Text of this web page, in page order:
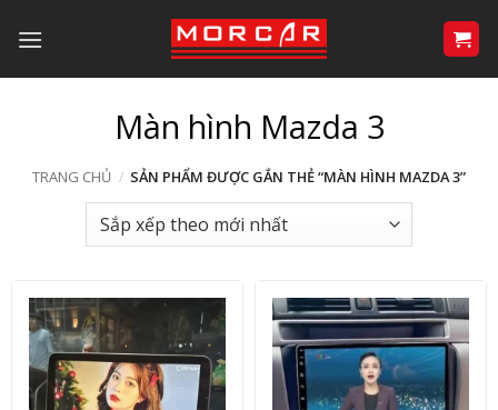
qua
nội
Màn hình Mazda 3
TRANG CHỦ / SẢN PHẨM ĐƯỢC GẮN THẺ “MÀN HÌNH MAZDA 3”